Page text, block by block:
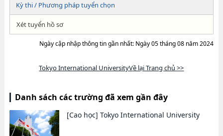
Kỳ thi / Phương pháp tuyển chọn
Xét tuyển hồ sơ
Ngày cập nhập thông tin gần nhất: Ngày 05 tháng 08 năm 2024
Tokyo International UniversityVề lại Trang chủ >>
Danh sách các trường đã xem gần đây
[Cao học] Tokyo International University